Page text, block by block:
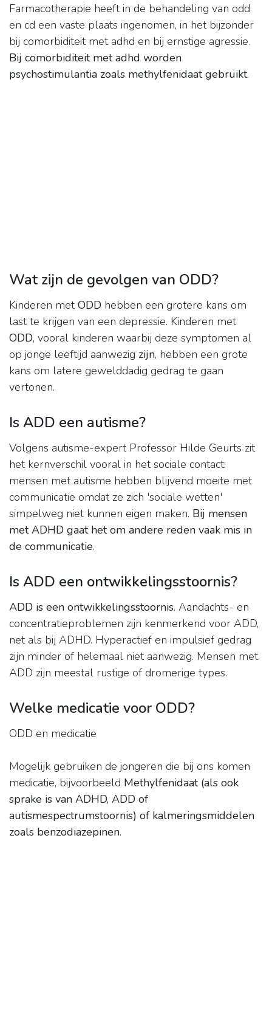
Farmacotherapie heeft in de behandeling van odd
en cd een vaste plaats ingenomen, in het bijzonder
bij comorbiditeit met adhd en bij ernstige agressie.
Bij comorbiditeit met adhd worden
psychostimulantia zoals methylfenidaat gebruikt.
Wat zijn de gevolgen van ODD?
Kinderen metODD hebben een grotere kans om
last te krijgen van een depressie. Kinderen met
ODD, vooral kinderen waarbij deze symptomen al
op jonge leeftijd aanwezig zijn, hebben een grote
kans om latere gewelddadig gedrag te gaan
vertonen.
Is ADD een autisme?
Volgens autisme-expert Professor Hilde Geurts zit
het kernverschil vooral in het sociale contact:
mensen met autisme hebben blijvend moeite met
communicatie omdat ze zich 'sociale wetten'
simpelweg niet kunnen eigen maken. Bij mensen
met ADHD gaat het om andere reden vaak mis in
de communicatie.
Is ADD een ontwikkelingsstoornis?
ADD is een ontwikkelingsstoornis. Aandachts- en
concentratieproblemen zijn kenmerkend voor ADD,
net als bij ADHD. Hyperactief en impulsief gedrag
zijn minder of helemaal niet aanwezig. Mensen met
ADD zijn meestal rustige of dromerige types.
Welke medicatie voor ODD?
ODD en medicatie
Mogelijk gebruiken de jongeren die bij ons komen
medicatie, bijvoorbeeld Methylfenidaat (als ook
sprake is van ADHD, ADD of
autismespectrumstoornis) of kalmeringsmiddelen
zoals benzodiazepinen.